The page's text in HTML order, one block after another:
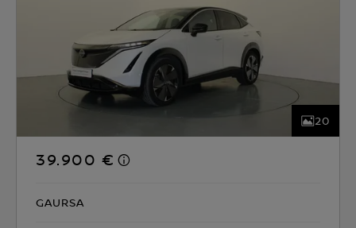
20
39.900 €
GAURSA